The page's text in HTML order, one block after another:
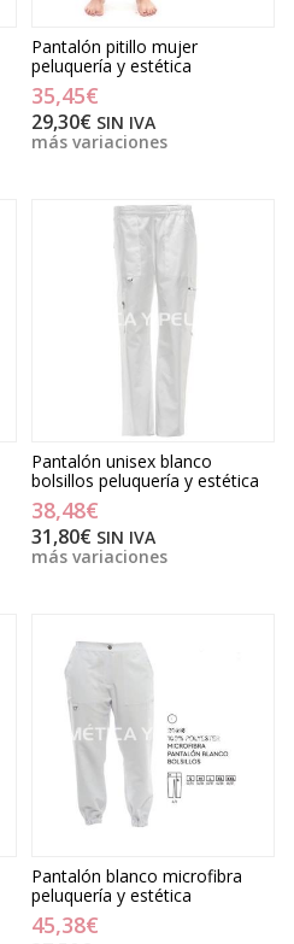
Pantalón pitillo mujer
peluquería y estética
35,45€
29,30€ SIN IVA
más variaciones
Pantalón unisex blanco
bolsillos peluquería y estética
38,48€
31,80€ SIN IVA
más variaciones
Pantalón blanco microfibra
peluquería y estética
45,38€